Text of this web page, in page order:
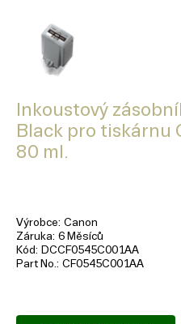
Inkoustový
Black pro tiskárnu
80 ml.
Výrobce Canon
Záruka 6 Měsíců
Kód
DCCF0545C001AA
Part No. CF0545C001AA